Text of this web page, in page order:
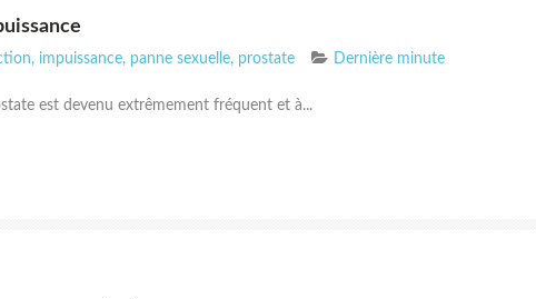
, impuissance, panne sexuelle, prostate Dernière minute
est devenu extrêmement fréquent et à...